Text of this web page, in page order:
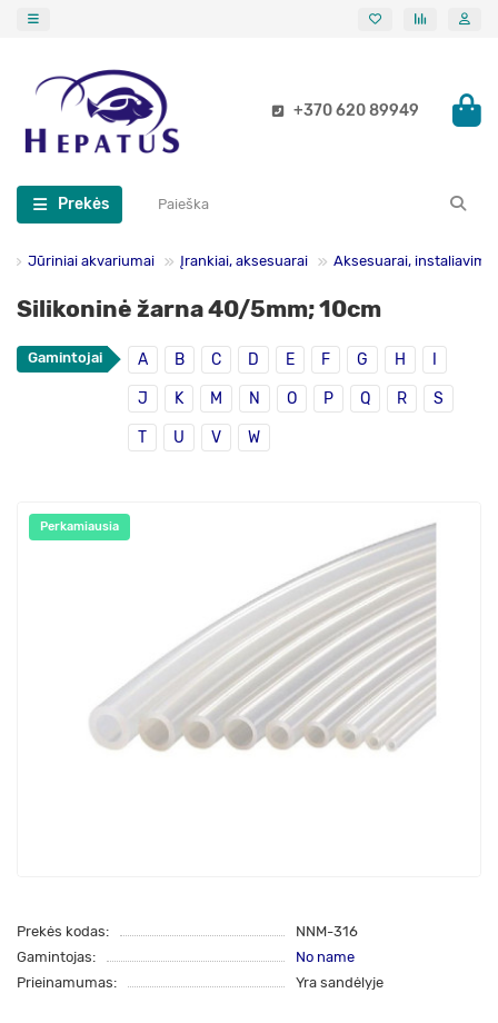
+370 620 89949
Prekės
Jūriniai akvariumai Įrankiai, aksesuarai Aksesuarai,
Silikoninė žarna 40/5mm; 10cm
Gamintojai A B C D E F G H
J K M N O P Q R S
T U V W
Perkamiausia
Prekės kodas:
NNM-316
Gamintojas:
No name
Prieinamumas:
Yra sandėlyje